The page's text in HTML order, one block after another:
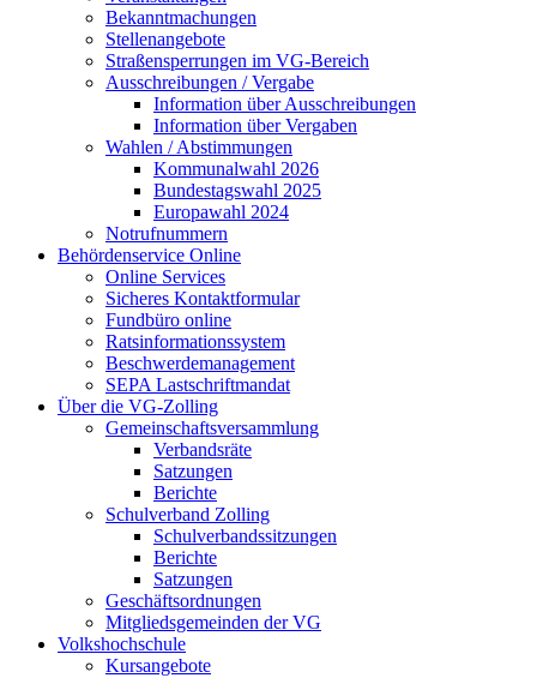
Bekanntmachungen
Stellenangebote
Straßensperrungen im VG-Bereich
Ausschreibungen / Vergabe
Information über Ausschreibungen
Information über Vergaben
Wahlen / Abstimmungen
Kommunalwahl 2026
Bundestagswahl 2025
Europawahl 2024
Notrufnummern
Behördenservice Online
Online Services
Sicheres Kontaktformular
Fundbüro online
Ratsinformationssystem
Beschwerdemanagement
SEPA Lastschriftmandat
Über die VG-Zolling
Gemeinschaftsversammlung
Verbandsräte
Satzungen
Berichte
Schulverband Zolling
Schulverbandssitzungen
Berichte
Satzungen
Geschäftsordnungen
Mitgliedsgemeinden der VG
Volkshochschule
Kursangebote